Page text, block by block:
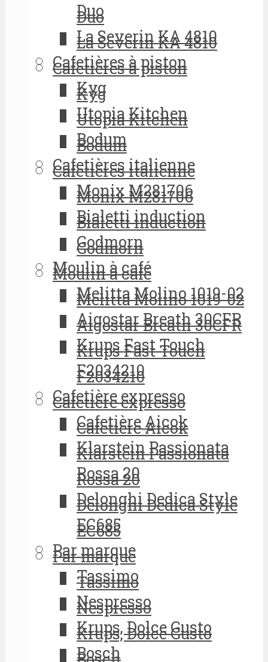
Duo
La Severin KA 4810
Cafetières à piston
Kyg
Utopia Kitchen
Bodum
Cafetières italienne
Monix M281706
Bialetti induction
Godmorn
Moulin à café
Melitta Molino 1019-02
Aigostar Breath 30CFR
Krups Fast Touch
F2034210
Cafetière expresso
Cafetière Aicok
Klarstein Passionata
Rossa 20
Delonghi Dedica Style
EC685
Par marque
Tassimo
Nespresso
Krups, Dolce Gusto
Bosch
Duo
La Severin KA 4810
Cafetières à piston
Kyg
Utopia Kitchen
Bodum
Cafetières italienne
Monix M281706
Bialetti induction
Godmorn
Moulin à café
Melitta Molino 1019-02
Aigostar Breath 30CFR
Krups Fast Touch
F2034210
Cafetière expresso
Cafetière Aicok
Klarstein Passionata
Rossa 20
Delonghi Dedica Style
EC685
Par marque
Tassimo
Nespresso
Krups, Dolce Gusto